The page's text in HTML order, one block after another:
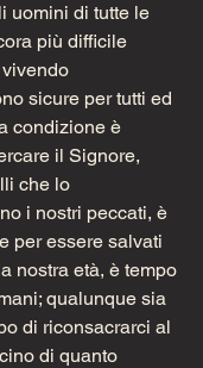
uomini di tutte le
più difficile
sicure per tutti ed
condizione è
il Signore,
che lo
i nostri peccati, è
per essere salvati
nostra età, è tempo
qualunque sia
di riconsacrarci al
di quanto